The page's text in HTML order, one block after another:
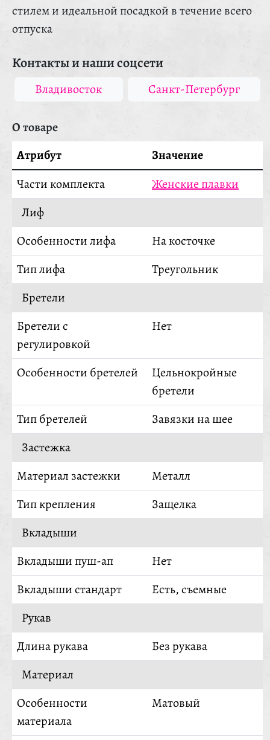
стилем и идеальной посадкой в течение всего
отпуска
Контакты и наши соцсети
Владивосток Санкт-Петербург
О товаре
Атрибут
Значение
Части комплекта
Женские плавки
Лиф
Особенности лифа
На косточке
Тип лифа
Треугольник
Бретели
Бретели с
регулировкой
Нет
Особенности бретелей
Цельнокройные
бретели
Тип бретелей
Завязки на шее
Застежка
Материал застежки
Металл
Тип крепления
Защелка
Вкладыши
Вкладыши пуш-ап
Нет
Вкладыши стандарт
Есть, съемные
Рукав
Длина рукава
Без рукава
Материал
Особенности
материала
Матовый